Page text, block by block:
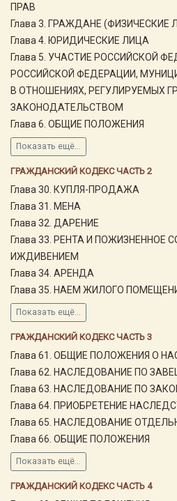
ПРАВ
Глава 3. ГРАЖДАНЕ (ФИЗИЧЕСКИЕ
Глава 4. ЮРИДИЧЕСКИЕ ЛИЦА
Глава 5. УЧАСТИЕ РОССИЙСКОЙ
РОССИЙСКОЙ ФЕДЕРАЦИИ,
В ОТНОШЕНИЯХ, РЕГУЛИРУЕМЫХ
ЗАКОНОДАТЕЛЬСТВОМ
Глава 6. ОБЩИЕ ПОЛОЖЕНИЯ
Показать ещё...
ГРАЖДАНСКИЙ КОДЕКС ЧАСТЬ 2
Глава 30. КУПЛЯ-ПРОДАЖА
Глава 31. МЕНА
Глава 32. ДАРЕНИЕ
Глава 33. РЕНТА И ПОЖИЗНЕННОЕ
ИЖДИВЕНИЕМ
Глава 34. АРЕНДА
Глава 35. НАЕМ ЖИЛОГО
Показать ещё...
ГРАЖДАНСКИЙ КОДЕКС ЧАСТЬ 3
Глава 61. ОБЩИЕ ПОЛОЖЕНИЯ О
Глава 62. НАСЛЕДОВАНИЕ ПО
Глава 63. НАСЛЕДОВАНИЕ ПО
Глава 64. ПРИОБРЕТЕНИЕ
Глава 65. НАСЛЕДОВАНИЕ
Глава 66. ОБЩИЕ ПОЛОЖЕНИЯ
Показать ещё...
ГРАЖДАНСКИЙ КОДЕКС ЧАСТЬ 4